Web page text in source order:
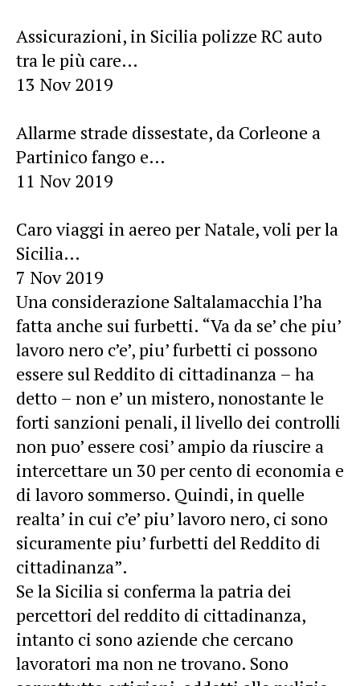
Assicurazioni, in Sicilia polizze RC auto
tra le più care…
13 Nov 2019
Allarme strade dissestate, da Corleone a
Partinico fango e…
11 Nov 2019
Caro viaggi in aereo per Natale, voli per la
Sicilia…
7 Nov 2019
Una considerazione Saltalamacchia l’ha
fatta anche sui furbetti. “Va da se’ che piu’
lavoro nero c’e’, piu’ furbetti ci possono
essere sul Reddito di cittadinanza – ha
detto – non e’ un mistero, nonostante le
forti sanzioni penali, il livello dei controlli
non puo’ essere cosi’ ampio da riuscire a
intercettare un 30 per cento di economia e
di lavoro sommerso. Quindi, in quelle
realta’ in cui c’e’ piu’ lavoro nero, ci sono
sicuramente piu’ furbetti del Reddito di
cittadinanza”.
Se la Sicilia si conferma la patria dei
percettori del reddito di cittadinanza,
intanto ci sono aziende che cercano
lavoratori ma non ne trovano. Sono